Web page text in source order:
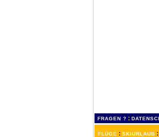
FRAGEN ? :
FLÜGE : SKIURLAUB :